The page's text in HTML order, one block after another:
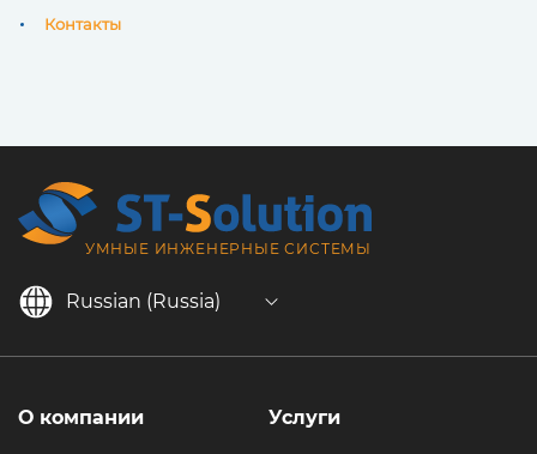
Контакты
УМНЫЕ ИНЖЕНЕРНЫЕ СИСТЕМЫ
Russian (Russia)
О компании Услуги